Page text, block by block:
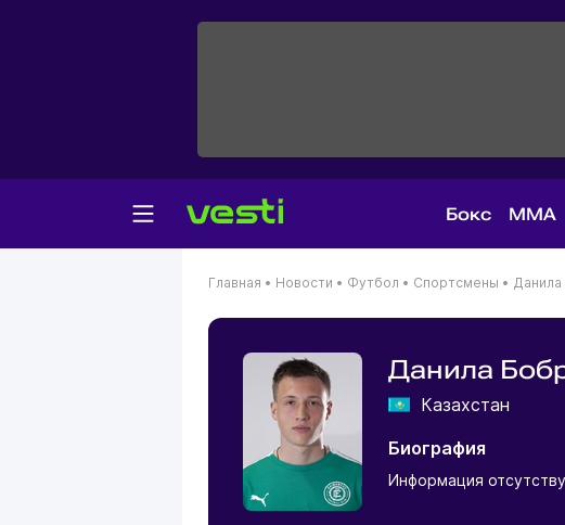
Бокс MMA
Главная • Новости • Футбол • Спортсмены •
Данила
Казахстан
Биография
Информация